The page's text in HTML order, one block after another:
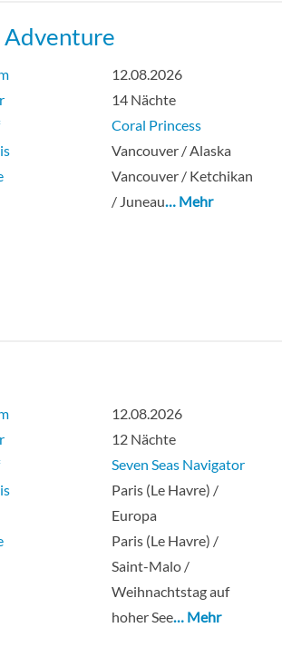
Adventure
12.08.2026
14 Nächte
Coral Princess
Vancouver / Alaska
Vancouver / Ketchikan
/ Juneau… Mehr
12.08.2026
12 Nächte
Seven Seas Navigator
Paris (Le Havre) /
Europa
Paris (Le Havre) /
Saint-Malo /
Weihnachtstag auf
hoher See… Mehr